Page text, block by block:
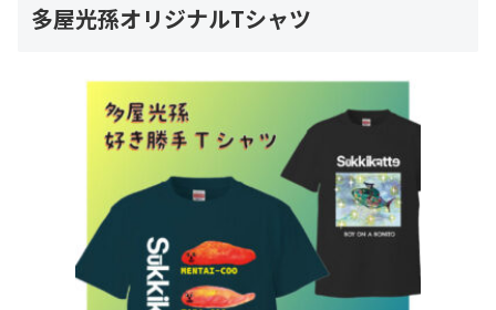
多屋光孫オリジナルTシャツ